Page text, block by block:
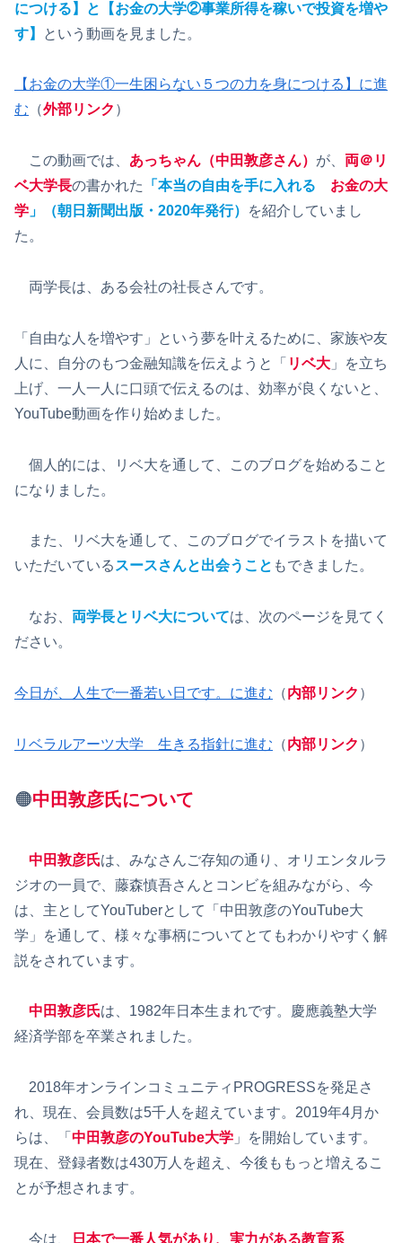
につける】と【お金の大学②事業所得を稼いで投資を増や
す】
という動画を見ました。
【お金の大学①一生困らない５つの力を身につける】に進
む （外部リンク ）
この動画では、 あっちゃん（中田敦彦さん） が、 両＠リ
ベ大学長の書かれた 「本当の自由を手に入れる お金の大
学 」（朝日新聞出版・2020年発行）
を紹介していまし
た。
両学長は、ある会社の社長さんです。
「自由な人を増やす」という夢を叶えるために、家族や友
人に、自分のもつ金融知識を伝えようと「 リベ大 」を立ち
上げ、一人一人に口頭で伝えるのは、効率が良くないと、
YouTube動画を作り始めました。
個人的には、リベ大を通して、このブログを始めること
になりました。
また、リベ大を通して、このブログでイラストを描いて
いただいているスースさんと出会うこと もできました。
なお、 両学長とリベ大については、次のページを見てく
ださい。
今日が、人生で一番若い日です。に進む （内部リンク ）
リベラルアーツ大学 生きる指針に進む （内部リンク ）
🟠中田敦彦氏について
中田敦彦氏は、みなさんご存知の通り、オリエンタルラ
ジオの一員で、藤森慎吾さんとコンビを組みながら、今
は、主としてYouTuberとして「中田敦彦のYouTube大
学」を通して、様々な事柄についてとてもわかりやすく解
説をされています。
中田敦彦氏は、1982年日本生まれです。慶應義塾大学
経済学部を卒業されました。
2018年オンラインコミュニティPROGRESSを発足さ
れ、現在、会員数は5千人を超えています。2019年4月か
らは、「 中田敦彦のYouTube大学 」を開始しています。
現在、登録者数は430万人を超え、今後ももっと増えるこ
とが予想されます。
今は、
日本で一番人気があり、実力がある教育系